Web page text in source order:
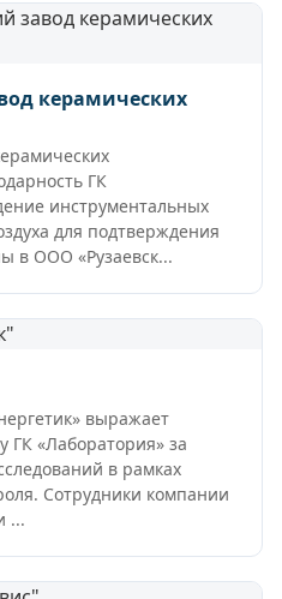
керамических
ГК
инструментальных
для подтверждения
в ООО «Рузаевск...
выражает
ГК «Лаборатория» за
в рамках
Сотрудники компании
...